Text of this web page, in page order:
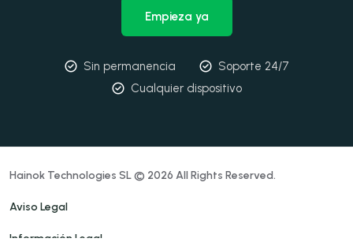
Empieza ya
Sin permanencia
Soporte 24/7
Cualquier dispositivo
Hainok Technologies SL © 2026 All Rights Reserved.
Aviso Legal
Información Legal